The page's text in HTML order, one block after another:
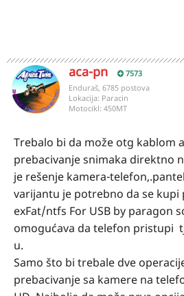
aca-pn 7573
Enduraš, 6785 postova
Lokacija: Paracin
Motocikl: 450MT
Trebalo bi da može otg kablom
prebacivanje snimaka direktno
je rešenje kamera-
varijantu je potrebno da se
exFat/ntfs For USB by paragon
omogućava da telefon pristupi
u.
Samo što bi trebale dve
prebacivanje sa kamere na